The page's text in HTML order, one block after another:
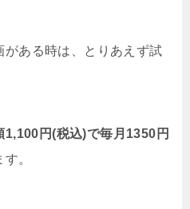
ある時は、とりあえず試
1,100円(税込)で毎月1350円
。